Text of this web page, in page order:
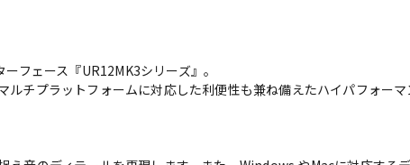
フェース『UR12MK3シリーズ』。
チプラットフォームに対応した利便性も兼ね備えたハイパフォーマ